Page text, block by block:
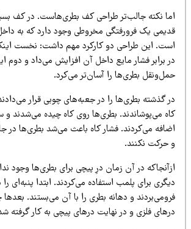
نکته جالب‌تر طراحی کف بطری‌هاست. در کف بسیاری
یک فرورفتگی مخروطی وجود دارد که به داخل
این طراحی دو کارکرد مهم داشت: نخست اینکه
برابر فشار مایع داخل آن افزایش می‌داد و دوم اینکه
بطری‌ها را آسان‌تر می‌کرد.
گذشته بطری‌ها را در جعبه‌های چوبی قرار می‌دادند و
می‌پوشاندند. بطری‌ها روی کاه چیده می‌شدند و سپس از
می‌کردند. فشار کاه باعث می‌شد بطری‌ها در جای خود
حرکت نکنند.
در آن زمان درِ پیچی برای بطری‌ها وجود
برای پلمب استفاده می‌کردند. ابتدا پنبه‌ای را در
و دهانه بطری را با آن می‌بستند. بعدها
فلزی و در نهایت درهای پیچی به کار گرفته شد.